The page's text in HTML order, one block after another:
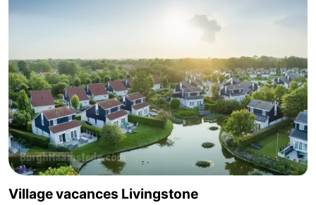
Livingstone
Greve
Port
Zélande
-
Resort
Haamstede
-
Résidence
't
Hof
-
Schouwen
-
Schouwse
-
Village vacances Livingstone